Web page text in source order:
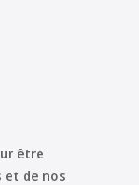
être
et de nos